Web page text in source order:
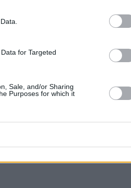
for Targeted
Sale, and/or Sharing
Purposes for which it